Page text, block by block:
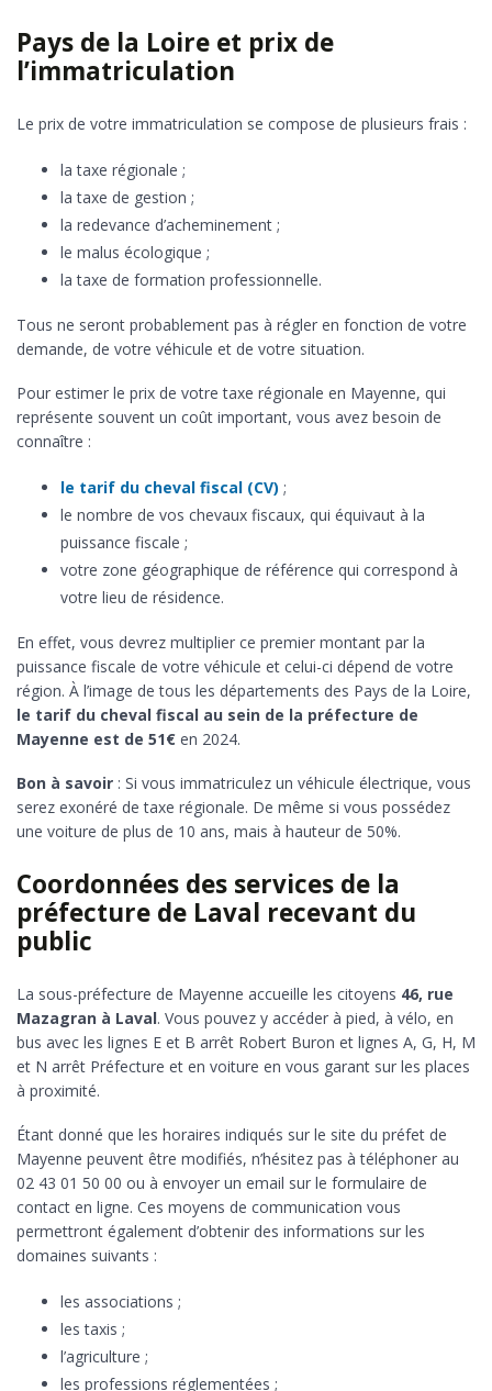
Pays de la Loire et prix de
l’immatriculation
Le prix de votre immatriculation se compose de plusieurs frais :
la taxe régionale ;
la taxe de gestion ;
la redevance d’acheminement ;
le malus écologique ;
la taxe de formation professionnelle.
Tous ne seront probablement pas à régler en fonction de votre
demande, de votre véhicule et de votre situation.
Pour estimer le prix de votre taxe régionale en Mayenne, qui
représente souvent un coût important, vous avez besoin de
connaître :
le tarif du cheval fiscal (CV) ;
le nombre de vos chevaux fiscaux, qui équivaut à la
puissance fiscale ;
votre zone géographique de référence qui correspond à
votre lieu de résidence.
En effet, vous devrez multiplier ce premier montant par la
puissance fiscale de votre véhicule et celui-ci dépend de votre
région. À l’image de tous les départements des Pays de la Loire,
le tarif du cheval fiscal au sein de la préfecture de
Mayenne est de 51€ en 2024.
Bon à savoir : Si vous immatriculez un véhicule électrique, vous
serez exonéré de taxe régionale. De même si vous possédez
une voiture de plus de 10 ans, mais à hauteur de 50%.
Coordonnées des services de la
préfecture de Laval recevant du
public
La sous-préfecture de Mayenne accueille les citoyens 46, rue
Mazagran à Laval. Vous pouvez y accéder à pied, à vélo, en
bus avec les lignes E et B arrêt Robert Buron et lignes A, G, H, M
et N arrêt Préfecture et en voiture en vous garant sur les places
à proximité.
Étant donné que les horaires indiqués sur le site du préfet de
Mayenne peuvent être modifiés, n’hésitez pas à téléphoner au
02 43 01 50 00 ou à envoyer un email sur le formulaire de
contact en ligne. Ces moyens de communication vous
permettront également d’obtenir des informations sur les
domaines suivants :
les associations ;
les taxis ;
l’agriculture ;
les professions réglementées ;